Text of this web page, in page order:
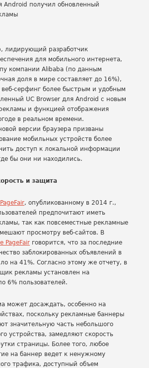
лидирующий разработчик
для мобильного интернета,
компании Alibaba (по данным
доля в мире составляет до 16%),
веб-серфинг более быстрым и удобным
UC Browser для Android с новым
и функцией отображения
в реальном времени.
версии браузера призваны
мобильных устройств более
доступ к локальной информации
бы они ни находились.
и защита
, опубликованному в 2014 г.,
предпочитают иметь
так как повсеместные рекламные
просмотру веб-сайтов. В
PageFair говорится, что за последние
заблокированных объявлений в
на 41%. Согласно этому же отчету, в
рекламы установлен на
6% пользователей.
может досаждать, особенно на
поскольку рекламные баннеры
значительную часть небольшого
устройства, замедляют скорость
страницы. Более того, любое
на баннер ведет к ненужному
трафика, доступный объем